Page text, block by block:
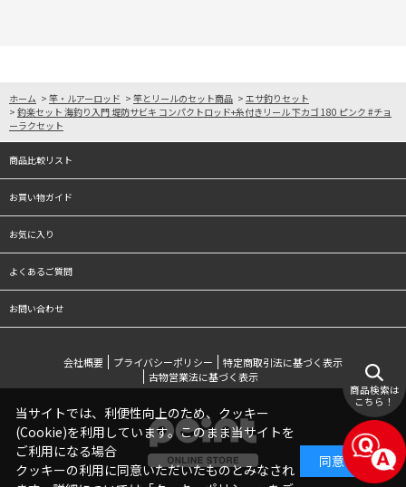
ホーム > 竿・ルアーロッド > 竿とリールのセット商品 > エサ釣りセット
> 釣楽セット 海釣り入門 堤防サビキ コンパクトロッド+糸付きリール 下カゴ 180 ピンク #チョ
ーラクセット
商品比較リスト
お買い物ガイド
お気に入り
よくあるご質問
お問い合わせ
会社概要 プライバシーポリシー
特定商取引法に基づく表示
古物営業法に基づく表示
商品検索は
こちら！
当サイトでは、利便性向上のため、クッキー
(Cookie)を利用しています。このまま当サイトを
ご利用になる場合
クッキーの利用に同意いただいたものとみなされ
同意する